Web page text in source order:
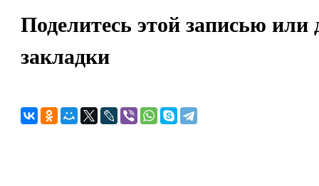
Поделитесь этой записью или
закладки